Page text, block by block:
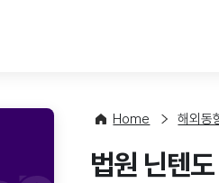
Home 해외동
법원 닌텐